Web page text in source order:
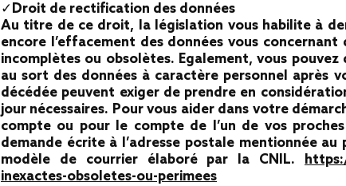
✓Droit de rectification des données
Au titre de ce droit, la législation vous habilite à
encore l’effacement des données vous
incomplètes ou obsolètes. Egalement, vous
au sort des données à caractère personnel après
décédée peuvent exiger de prendre en
jour nécessaires. Pour vous aider dans votre
compte ou pour le compte de l’un de vos
demande écrite à l’adresse postale mentionnée
modèle de courrier élaboré par la CNIL.
inexactes-obsoletes-ou-perimees